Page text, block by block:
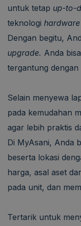
untuk tetap up-to-
teknologi hardware
Dengan begitu,
upgrade. Anda
tergantung
Selain menyewa
pada kemudahan
agar lebih praktis
Di MyAsani, Anda
beserta lokasi
harga, asal aset
pada unit, dan
Tertarik untuk